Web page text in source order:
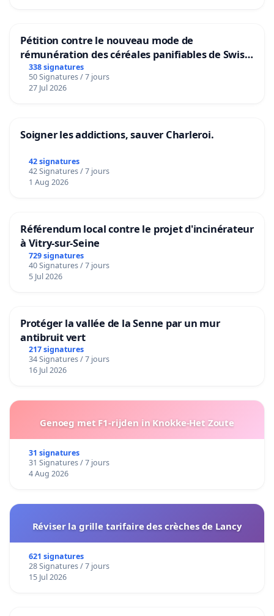
Pétition contre le nouveau mode de
rémunération des céréales panifiables de Swiss
granum basé sur la teneur en protéines
338 signatures
50 Signatures / 7 jours
27 Jul 2026
Soigner les addictions, sauver Charleroi.
42 signatures
42 Signatures / 7 jours
1 Aug 2026
Référendum local contre le projet d'incinérateur
à Vitry-sur-Seine
729 signatures
40 Signatures / 7 jours
5 Jul 2026
Protéger la vallée de la Senne par un mur
antibruit vert
217 signatures
34 Signatures / 7 jours
16 Jul 2026
Genoeg met F1-rijden in Knokke-Het Zoute
31 signatures
31 Signatures / 7 jours
4 Aug 2026
Réviser la grille tarifaire des crèches de Lancy
621 signatures
28 Signatures / 7 jours
15 Jul 2026